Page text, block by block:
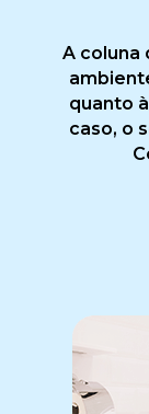
A coluna
quanto
caso, o